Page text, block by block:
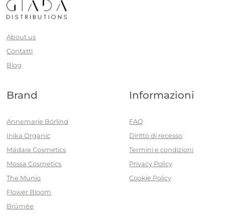
About us
Contatti
Blog
Brand
Annemarie Börlind
Inika Organic
Mádara Cosmetics
Mossa Cosmetics
The Munio
Flower Bloom
Brûmée
Informazioni
FAQ
Diritto di recesso
Termini e condizioni
Privacy Policy
Cookie Policy